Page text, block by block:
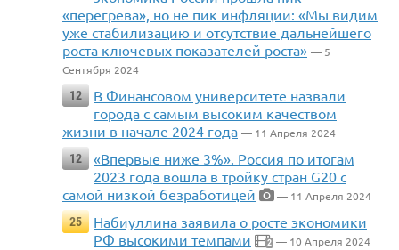
«перегрева», но не пик инфляции: «Мы видим
уже стабилизацию и отсутствие дальнейшего
роста ключевых показателей роста» — 5
Сентября 2024
12
В Финансовом университете назвали
города с самым высоким качеством
жизни в начале 2024 года — 11 Апреля 2024
12
«Впервые ниже 3%». Россия по итогам
2023 года вошла в тройку стран G20 с
самой низкой безработицей
— 11 Апреля 2024
25
Набиуллина заявила о росте экономики
РФ высокими темпами
2 — 10 Апреля 2024